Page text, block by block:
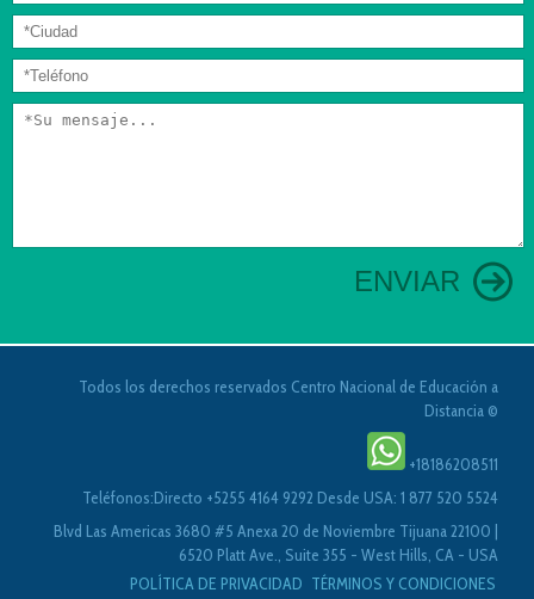
ENVIAR
Todos los derechos reservados Centro Nacional de Educación a
Distancia ©
+18186208511
Teléfonos:Directo +5255 4164 9292 Desde USA: 1 877 520 5524
Blvd Las Americas 3680 #5 Anexa 20 de Noviembre Tijuana 22100 |
6520 Platt Ave., Suite 355 - West Hills, CA - USA
POLÍTICA DE PRIVACIDAD TÉRMINOS Y CONDICIONES